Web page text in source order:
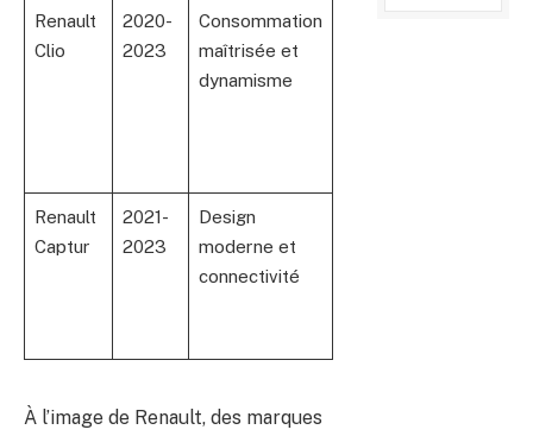
Renault
Clio
2020-
2023
Consommation
maîtrisée et
dynamisme
Renault
Captur
2021-
2023
Design
moderne et
connectivité
À l’image de Renault, des marques